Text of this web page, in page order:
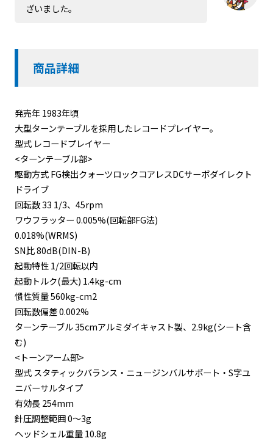
ざいました。
商品詳細
発売年 1983年頃
大型ターンテーブルを採用したレコードプレイヤー。
型式 レコードプレイヤー
<ターンテーブル部>
駆動方式 FG検出クォーツロックコアレスDCサーボダイレクト
ドライブ
回転数 33 1/3、45rpm
ワウフラッター 0.005%(回転部FG法)
0.018%(WRMS)
SN比 80dB(DIN-B)
起動特性 1/2回転以内
起動トルク(最大) 1.4kg-cm
慣性質量 560kg-cm2
回転数偏差 0.002%
ターンテーブル 35cmアルミダイキャスト製、2.9kg(シート含
む)
<トーンアーム部>
型式 スタティックバランス・ニュージンバルサポート・S字ユ
ニバーサルタイプ
有効長 254mm
針圧調整範囲 0～3g
ヘッドシェル重量 10.8g